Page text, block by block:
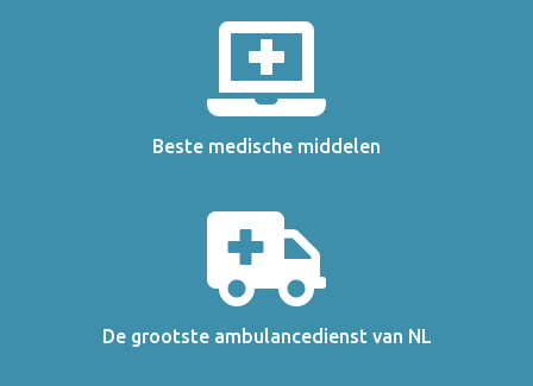
Beste medische middelen
De grootste ambulancedienst van NL